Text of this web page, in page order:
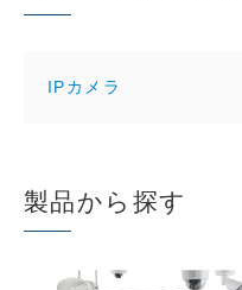
IPカメラ
製品から探す